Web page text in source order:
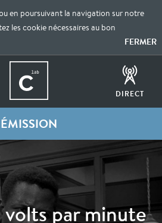
en poursuivant la navigation sur notre
les cookie nécessaires au bon
FERMER
DIRECT
ÉMISSION
volts par minute